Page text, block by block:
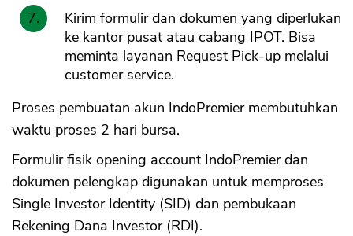
Kirim formulir dan dokumen yang diperlukan
ke kantor pusat atau cabang IPOT. Bisa
meminta layanan Request Pick-up melalui
customer service.
Proses pembuatan akun IndoPremier membutuhkan
waktu proses 2 hari bursa.
Formulir fisik opening account IndoPremier dan
dokumen pelengkap digunakan untuk memproses
Single Investor Identity (SID) dan pembukaan
Rekening Dana Investor (RDI).